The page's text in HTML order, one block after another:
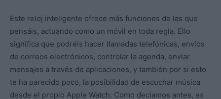
Este reloj inteligente ofrece más funciones de las que
pensáis, actuando como un móvil en toda regla. Ello
significa que podréis hacer llamadas telefónicas, envíos
de correos electrónicos, controlar la agenda, enviar
mensajes a través de aplicaciones, y también por si esto
te ha parecido poco, la posibilidad de escuchar música
desde el propio Apple Watch. Como decíamos antes, es